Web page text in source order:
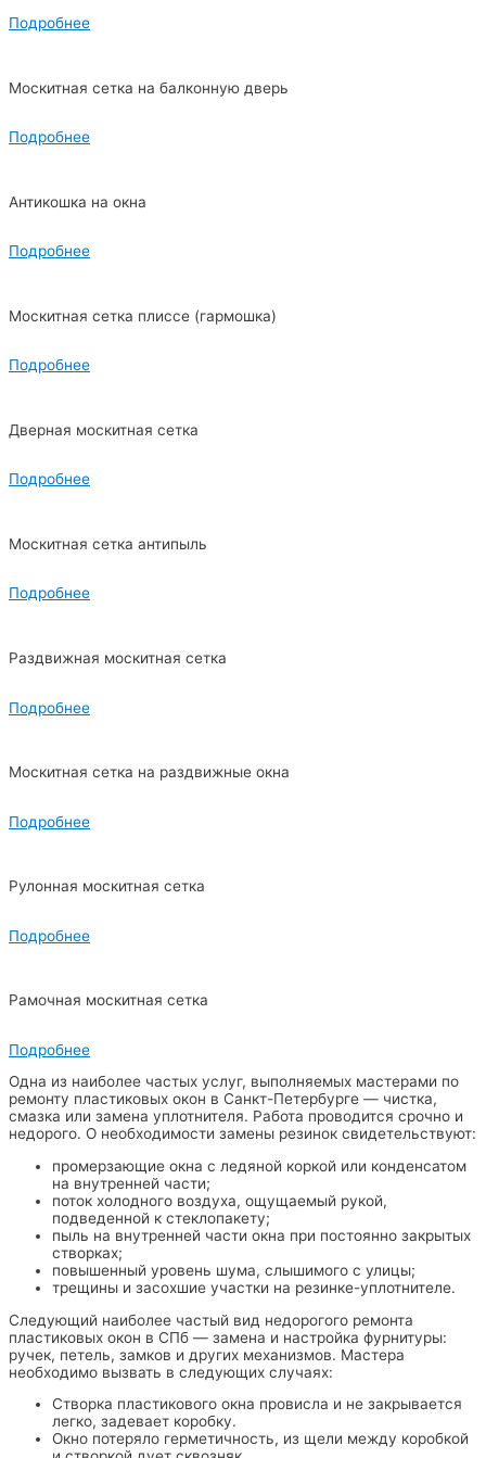
Подробнее
Москитная сетка на балконную дверь
Подробнее
Антикошка на окна
Подробнее
Москитная сетка плиссе (гармошка)
Подробнее
Дверная москитная сетка
Подробнее
Москитная сетка антипыль
Подробнее
Раздвижная москитная сетка
Подробнее
Москитная сетка на раздвижные окна
Подробнее
Рулонная москитная сетка
Подробнее
Рамочная москитная сетка
Подробнее
Одна из наиболее частых услуг, выполняемых мастерами по
ремонту пластиковых окон в Санкт-Петербурге — чистка,
смазка или замена уплотнителя. Работа проводится срочно и
недорого. О необходимости замены резинок свидетельствуют:
промерзающие окна с ледяной коркой или конденсатом
на внутренней части;
поток холодного воздуха, ощущаемый рукой,
подведенной к стеклопакету;
пыль на внутренней части окна при постоянно закрытых
створках;
повышенный уровень шума, слышимого с улицы;
трещины и засохшие участки на резинке-уплотнителе.
Следующий наиболее частый вид недорогого ремонта
пластиковых окон в СПб — замена и настройка фурнитуры:
ручек, петель, замков и других механизмов. Мастера
необходимо вызвать в следующих случаях:
Створка пластикового окна провисла и не закрывается
легко, задевает коробку.
Окно потеряло герметичность, из щели между коробкой